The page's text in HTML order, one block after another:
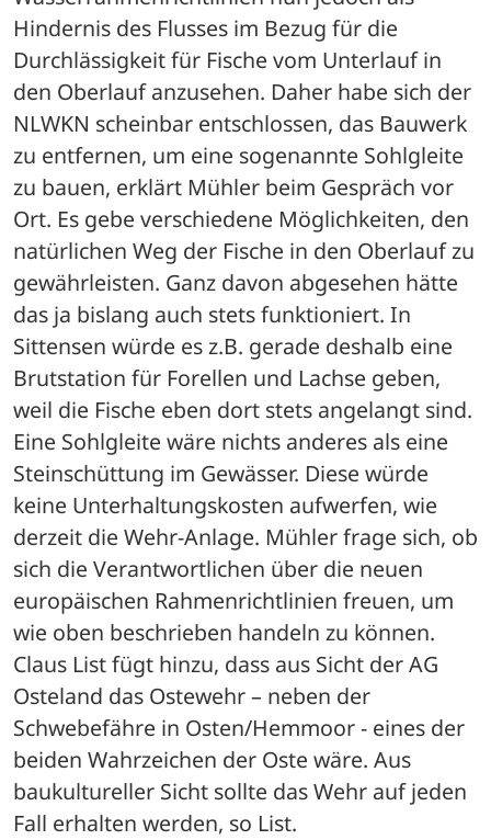
Hindernis des Flusses im Bezug für die
Durchlässigkeit für Fische vom Unterlauf in
den Oberlauf anzusehen. Daher habe sich der
NLWKN scheinbar entschlossen, das Bauwerk
zu entfernen, um eine sogenannte Sohlgleite
zu bauen, erklärt Mühler beim Gespräch vor
Ort. Es gebe verschiedene Möglichkeiten, den
natürlichen Weg der Fische in den Oberlauf zu
gewährleisten. Ganz davon abgesehen hätte
das ja bislang auch stets funktioniert. In
Sittensen würde es z.B. gerade deshalb eine
Brutstation für Forellen und Lachse geben,
weil die Fische eben dort stets angelangt sind.
Eine Sohlgleite wäre nichts anderes als eine
Steinschüttung im Gewässer. Diese würde
keine Unterhaltungskosten aufwerfen, wie
derzeit die Wehr-Anlage. Mühler frage sich, ob
sich die Verantwortlichen über die neuen
europäischen Rahmenrichtlinien freuen, um
wie oben beschrieben handeln zu können.
Claus List fügt hinzu, dass aus Sicht der AG
Osteland das Ostewehr – neben der
Schwebefähre in Osten/Hemmoor - eines der
beiden Wahrzeichen der Oste wäre. Aus
baukultureller Sicht sollte das Wehr auf jeden
Fall erhalten werden, so List.